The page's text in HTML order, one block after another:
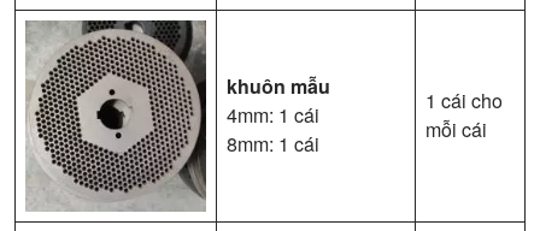
khuôn mẫu
4mm: 1 cái
8mm: 1 cái
1 cái cho
mỗi cái